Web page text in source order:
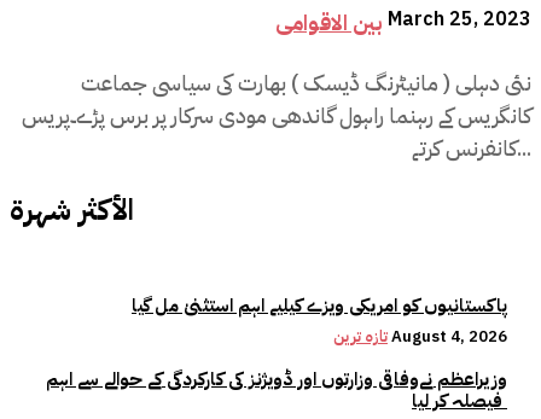
بین الاقوامی March 25, 2023
نئی دہلی ( مانیٹرنگ ڈیسک ) بھارت کی سیاسی جماعت
کانگریس کے رہنما راہول گاندھی مودی سرکار پر برس پڑے۔پریس
کانفرنس کرتے...
الأكثر شهرة
پاکستانیوں کو امریکی ویزے کیلیے اہم استثنیٰ مل گیا
تازہ ترینAugust 4, 2026
وزیراعظم نےوفاقی وزارتوں اور ڈویژنز کی کارکردگی کے حوالے سے اہم